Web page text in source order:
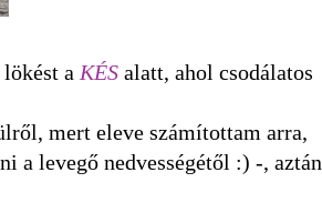
a KÉS alatt, ahol csodálatos
mert eleve számítottam arra,
a levegő nedvességétől :) -, aztán